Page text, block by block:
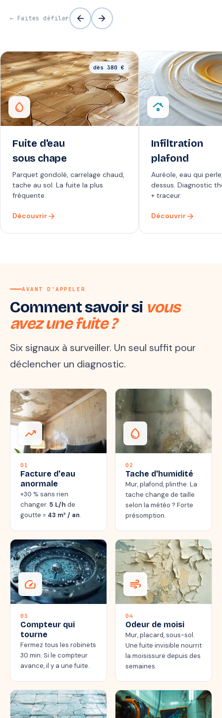
← Faites défiler arrow_back arrow_forward
water_drop
dès 380 €
Fuite d'eau
sous chape
Parquet gondolé, carrelage chaud,
tache au sol. La fuite la plus
fréquente.
Découvrirarrow_forward
roofing
Infiltration
plafond
Auréole, eau qui
dessus. Diagnostic
+ traceur.
Découvrirarrow_forward
AVANT D'APPELER
Comment savoir si vous
avez une fuite ?
Six signaux à surveiller. Un seul suffit pour
déclencher un diagnostic.
trending_up
01
Facture d'eau
anormale
+30 % sans rien
changer. 5 L/h de
goutte = 43 m³ / an.
water_drop
02
Tache d'humidité
Mur, plafond, plinthe. La
tache change de taille
selon la météo ? Forte
présomption.
speed
03
Compteur qui
tourne
Fermez tous les robinets
30 min. Si le compteur
avance, il y a une fuite.
air
04
Odeur de moisi
Mur, placard, sous-sol.
Une fuite invisible nourrit
la moisissure depuis des
semaines.